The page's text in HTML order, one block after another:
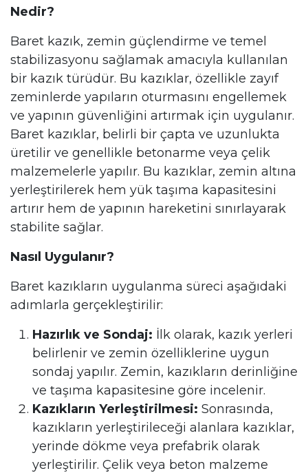
Nedir?
Baret kazık, zemin güçlendirme ve temel
stabilizasyonu sağlamak amacıyla kullanılan
bir kazık türüdür. Bu kazıklar, özellikle zayıf
zeminlerde yapıların oturmasını engellemek
ve yapının güvenliğini artırmak için uygulanır.
Baret kazıklar, belirli bir çapta ve uzunlukta
üretilir ve genellikle betonarme veya çelik
malzemelerle yapılır. Bu kazıklar, zemin altına
yerleştirilerek hem yük taşıma kapasitesini
artırır hem de yapının hareketini sınırlayarak
stabilite sağlar.
Nasıl Uygulanır?
Baret kazıkların uygulanma süreci aşağıdaki
adımlarla gerçekleştirilir:
Hazırlık ve Sondaj: İlk olarak, kazık yerleri
belirlenir ve zemin özelliklerine uygun
sondaj yapılır. Zemin, kazıkların derinliğine
ve taşıma kapasitesine göre incelenir.
Kazıkların Yerleştirilmesi: Sonrasında,
kazıkların yerleştirileceği alanlara kazıklar,
yerinde dökme veya prefabrik olarak
yerleştirilir. Çelik veya beton malzeme